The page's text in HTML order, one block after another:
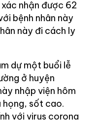
nhận được 62
bệnh nhân này
này đi cách ly
dự một buổi lễ
ở huyện
nhập viện hôm
họng, sốt cao.
với virus corona